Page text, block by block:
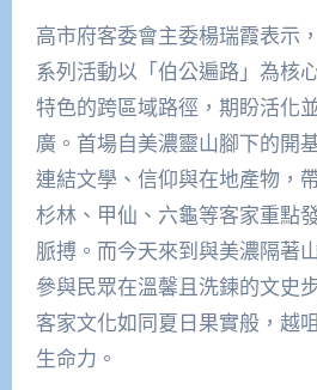
高市府客委會主委楊瑞霞表示
系列活動以「伯公遍路」為核
特色的跨區域路徑，期盼活化
廣。首場自美濃靈山腳下的開
連結文學、信仰與在地產物，
杉林、甲仙、六龜等客家重點
脈搏。而今天來到與美濃隔著
參與民眾在溫馨且洗鍊的文史
客家文化如同夏日果實般，越
生命力。